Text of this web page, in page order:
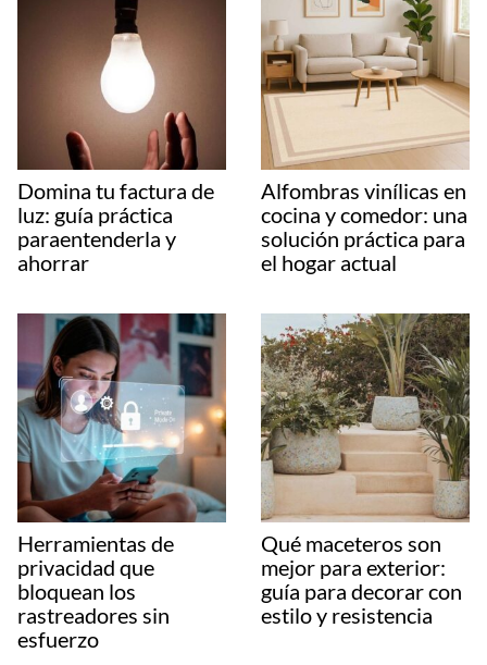
Domina tu factura de
luz: guía práctica
paraentenderla y
ahorrar
Alfombras vinílicas en
cocina y comedor: una
solución práctica para
el hogar actual
Herramientas de
privacidad que
bloquean los
rastreadores sin
esfuerzo
Qué maceteros son
mejor para exterior:
guía para decorar con
estilo y resistencia